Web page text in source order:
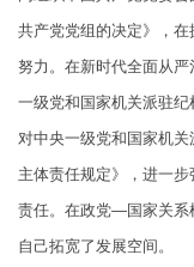
共产党党组的决定》，
努力。在新时代全面从
一级党和国家机关派驻
对中央一级党和国家机
主体责任规定》，进一
责任。在政党—国家关系
自己拓宽了发展空间。